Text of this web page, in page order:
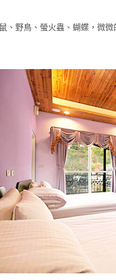
野鳥、螢火蟲、蝴蝶，微